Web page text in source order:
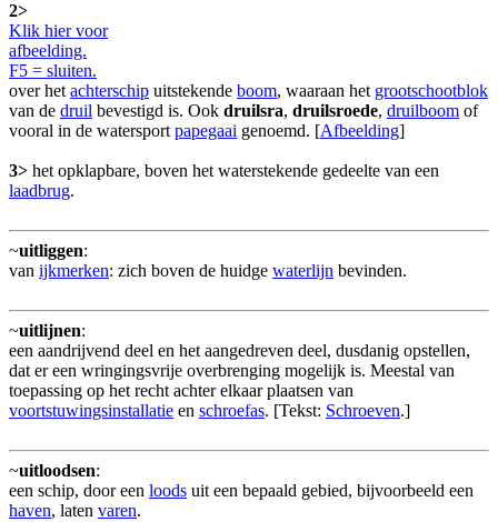
2>
Klik hier voor
afbeelding.
F5 = sluiten.
over hetachterschip uitstekende boom, waaraan het grootschootblok
van de druil bevestigd is. Ook druilsra, druilsroede, druilboom of
vooral in de watersportpapegaai genoemd. [Afbeelding]
3> het opklapbare, boven het waterstekende gedeelte van een
laadbrug.
~uitliggen:
van ijkmerken: zich boven de huidge waterlijn bevinden.
~uitlijnen:
een aandrijvend deel en het aangedreven deel, dusdanig opstellen,
dat er een wringingsvrije overbrenging mogelijk is. Meestal van
toepassing op het recht achter elkaar plaatsen van
voortstuwingsinstallatie en schroefas. [Tekst: Schroeven.]
~uitloodsen:
een schip, door een loods uit een bepaald gebied, bijvoorbeeld een
haven, laten varen.